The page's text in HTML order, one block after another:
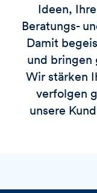
Ideen,
Beratungs-
Damit
und bringen
Wir stärken
verfolgen
unsere